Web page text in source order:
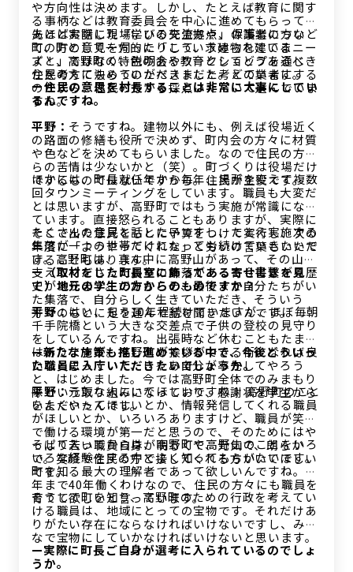
や方向性は決めます。しかし、たとえば教育に関す
る事柄などは教育委員会を中心に進めてもらって、
あとは実際に現場にいる先生方や、保護者の方など
町の方の意見を伺ったりして、求められているニー
ズと、高野町の特色のある教育としてどうあるべき
かを考えてもらうのがベストだと考えています。
先ほどお話した「学びの交流拠点」の事業につい
て、町として一方的に「こういう建物を建てま
す！」ではなく、説明会やワークショップを通じて
住民の方に決めていただきました。どの業者にする
のかすら、住民の方から採点いただいて選んでいま
すね。
ー住民の意思を村長することは非常に大事にしてい
るんですね。
平野： そうですね。建物以外にも、例えば役場近く
の路面の修繕も役所で決めず、町内会の方々に材質
や色などを決めてもらいました。なので住民の方か
らの苦情は少ないかと（笑）。町づくりは役場だけ
でするものではないですから。住民が主役です。
ほかには、町長就任年から毎年、場所を変えて複数
回タウンミーティングをしています。職員も大変だ
とは思いますが、高野町ではもう実施が常識になっ
ています。直接怒られることもありますが、実際に
そこで出た意見をもとに予算をつけて実行し、次の
年度に「ようやってくれた」と労いの言葉もいただ
けることもあります。
たくさんの住民と話したいですし、たとえ実施する
集落が一つの世帯だけになっても続けていきたいで
す。高野町は、真ん中に高野山があって、その山を
支えてくださった周りの集落があって今に繋がる歴
史があります。だからこそ、最後まで自分たちがい
た集落で、自分らしく生きていただき、そういう
方々のもとに足を運んで話を聞きたいんです。
ー（取材をした町長室に飾ってある寄せ書きを見
て）地元の学生の方からのものですか？
平野：はい、もう10年程続けていますが、ほぼ毎朝
千手院橋という大きな交差点で子供の登校の見守り
をしているんですね。出張時など休むこともたまに
はありますが。高野町が挨拶ができる街になれば良
いなと思っていて、じゃあ自分が率先してやろう
と、はじめました。今では高野町全体でのみまもり
隊という取り組みになっており、感謝状を学生から
いただいたんです。
—新たな施策も推し進めている中で、今後どういっ
た職員に入庁いただきたいでしょうか。
平野：元気な人にいてほしいですね！ 高野町のこと
をよくやってほしいとか、情報発信してくれる職員
がほしいとか、いろいろありますけど、職員が笑顔
で働ける環境が第一だと思うので、そのためにはや
っぱり若い職員自身が明るくて、元気で、朗らか
で。笑顔で住民の方と接してくれる方がいてほしい
です。
そして入ってからは、高野町や高野山のことをいろ
いろな経験をする中でよく知ってもらいたいです。
町を知る最大の理解者であって欲しいんですね。定
年まで40年働くわけなので、住民の方々にも職員を
育てて欲しいと言っています。
そうして町を知り、高野町のための行政を考えてい
ける職員は、地域にとっての宝物です。それだけあ
りがたい存在にならなければいけないですし、みん
なで宝物にしていかなければいけないと思います。
—実際に町長ご自身が選考に入られているのでしょ
うか。